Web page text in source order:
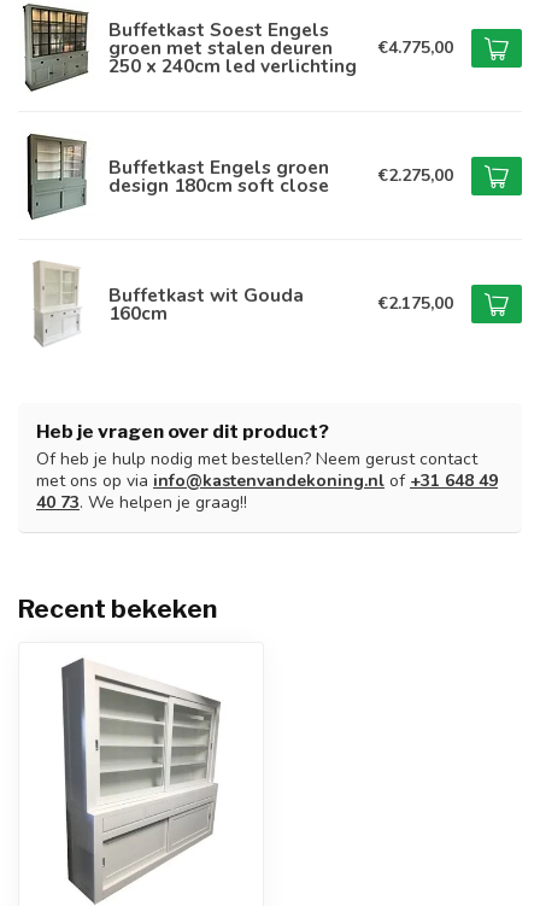
Buffetkast Soest Engels
groen met stalen deuren
250 x 240cm led verlichting
€4.775,00
Buffetkast Engels groen
design 180cm soft close €2.275,00
Buffetkast wit Gouda
160cm €2.175,00
Heb je vragen over dit product?
Of heb je hulp nodig met bestellen? Neem gerust contact
met ons op via info@kastenvandekoning.nl of +31 648 49
40 73. We helpen je graag!!
Recent bekeken